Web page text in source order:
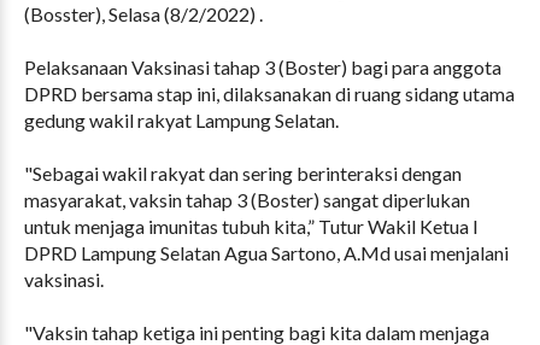
(Bosster), Selasa (8/2/2022) .
Pelaksanaan Vaksinasi tahap 3 (Boster) bagi para anggota
DPRD bersama stap ini, dilaksanakan di ruang sidang utama
gedung wakil rakyat Lampung Selatan.
"Sebagai wakil rakyat dan sering berinteraksi dengan
masyarakat, vaksin tahap 3 (Boster) sangat diperlukan
untuk menjaga imunitas tubuh kita,” Tutur Wakil Ketua I
DPRD Lampung Selatan Agua Sartono, A.Md usai menjalani
vaksinasi.
"Vaksin tahap ketiga ini penting bagi kita dalam menjaga